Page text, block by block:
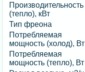
Производительность
(тепло), кВт
Тип фреона
Потребляемая
мощность (холод), Вт
Потребляемая
мощность (тепло), Вт